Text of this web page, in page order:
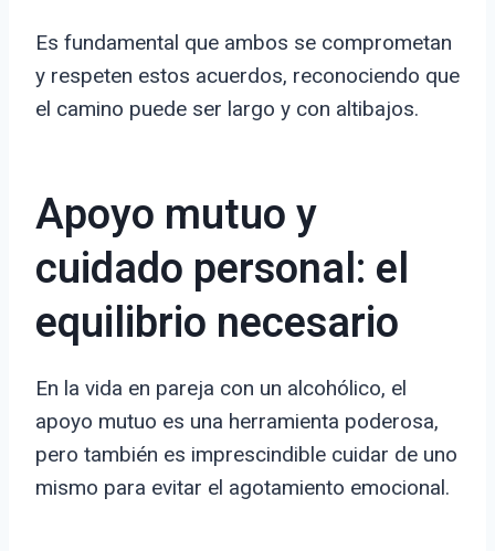
Es fundamental que ambos se comprometan
y respeten estos acuerdos, reconociendo que
el camino puede ser largo y con altibajos.
Apoyo mutuo y
cuidado personal: el
equilibrio necesario
En la vida en pareja con un alcohólico, el
apoyo mutuo es una herramienta poderosa,
pero también es imprescindible cuidar de uno
mismo para evitar el agotamiento emocional.